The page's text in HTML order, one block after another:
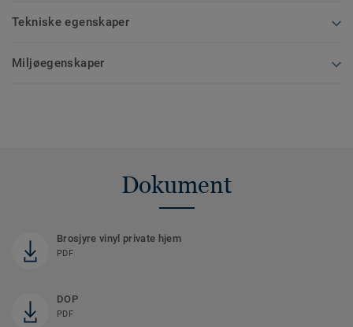
Tekniske egenskaper
Miljøegenskaper
Dokument
Brosjyre vinyl private hjem
PDF
DOP
PDF